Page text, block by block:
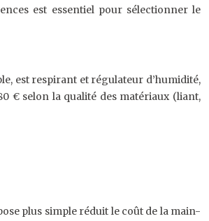
est essentiel pour sélectionner le
est respirant et régulateur d’humidité,
€ selon la qualité des matériaux (liant,
plus simple réduit le coût de la main-